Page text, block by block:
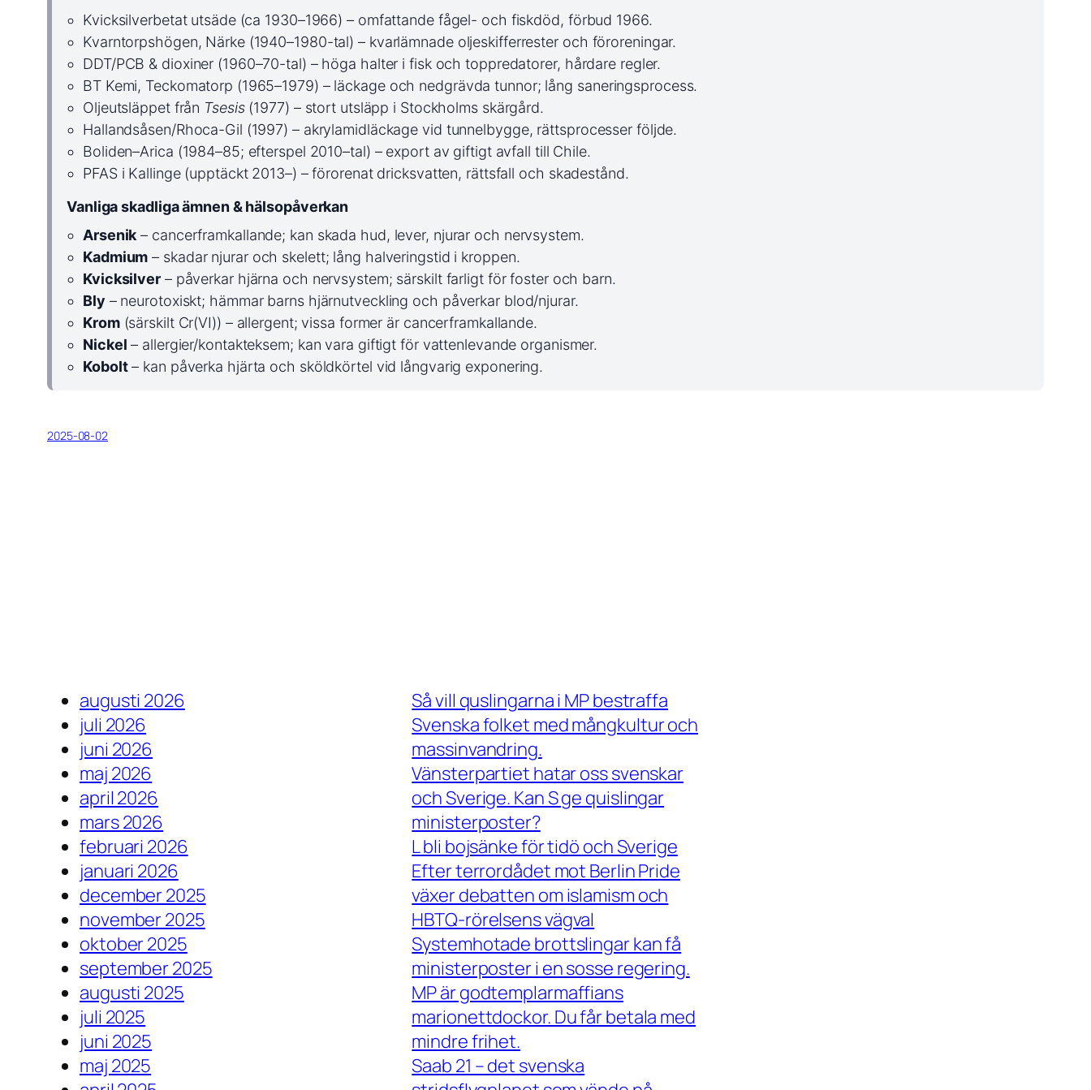
Kvicksilverbetat utsäde (ca 1930–1966) – omfattande fågel- och fiskdöd, förbud 1966.
Kvarntorpshögen, Närke (1940–1980-tal) – kvarlämnade oljeskifferrester och föroreningar.
DDT/PCB & dioxiner (1960–70-tal) – höga halter i fisk och toppredatorer, hårdare regler.
BT Kemi, Teckomatorp (1965–1979) – läckage och nedgrävda tunnor; lång saneringsprocess.
Oljeutsläppet från Tsesis(1977) – stort utsläpp i Stockholms skärgård.
Hallandsåsen/Rhoca-Gil (1997) – akrylamidläckage vid tunnelbygge, rättsprocesser följde.
Boliden–Arica (1984–85; efterspel 2010–tal) – export av giftigt avfall till Chile.
PFAS i Kallinge (upptäckt 2013–) – förorenat dricksvatten, rättsfall och skadestånd.
Vanliga skadliga ämnen & hälsopåverkan
Arsenik – cancerframkallande; kan skada hud, lever, njurar och nervsystem.
Kadmium – skadar njurar och skelett; lång halveringstid i kroppen.
Kvicksilver– påverkar hjärna och nervsystem; särskilt farligt för foster och barn.
Bly – neurotoxiskt; hämmar barns hjärnutveckling och påverkar blod/njurar.
Krom(särskilt Cr(VI)) – allergent; vissa former är cancerframkallande.
Nickel – allergier/kontakteksem; kan vara giftigt för vattenlevande organismer.
Kobolt– kan påverka hjärta och sköldkörtel vid långvarig exponering.
2025-08-02
augusti 2026
juli 2026
juni 2026
maj 2026
april 2026
mars 2026
februari 2026
januari 2026
december 2025
november 2025
oktober 2025
september 2025
augusti 2025
juli 2025
juni 2025
maj 2025
Så vill quslingarna i MP bestraffa
Svenska folket med mångkultur och
massinvandring.
Vänsterpartiet hatar oss svenskar
och Sverige. Kan S ge quislingar
ministerposter?
L bli bojsänke för tidö och Sverige
Efter terrordådet mot Berlin Pride
växer debatten om islamism och
HBTQ-rörelsens vägval
Systemhotade brottslingar kan få
ministerposter i en sosse regering.
MP är godtemplarmaffians
marionettdockor. Du får betala med
mindre frihet.
Saab 21 – det svenska